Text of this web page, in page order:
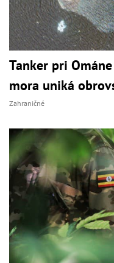
Tanker pri
mora uniká
Zahraničné